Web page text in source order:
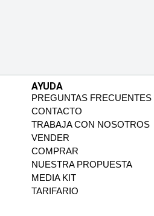
AYUDA
PREGUNTAS FRECUENTES
CONTACTO
TRABAJA CON NOSOTROS
VENDER
COMPRAR
NUESTRA PROPUESTA
MEDIA KIT
TARIFARIO